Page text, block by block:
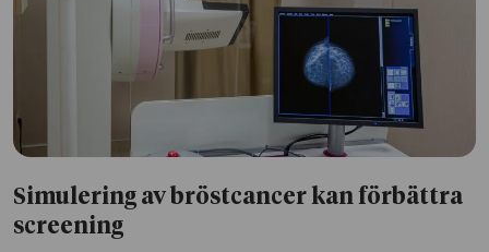
Simulering av bröstcancer kan förbättra
screening